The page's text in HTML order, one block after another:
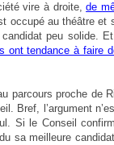
vire à droite,de
occupé au théâtre et
peu solide.
ont tendance à faire
parcours proche de
Bref, l’argument
Si le Conseil
sa meilleure